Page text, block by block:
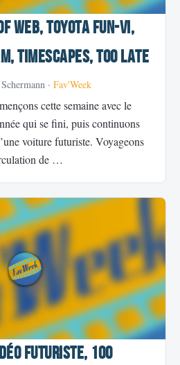
TOYOTA Fun-Vi,
TimeScapes, Too Late
· Fav'Week
cette semaine avec le
qui se fini, puis continuons
voiture futuriste. Voyageons
de …
futuriste, 100